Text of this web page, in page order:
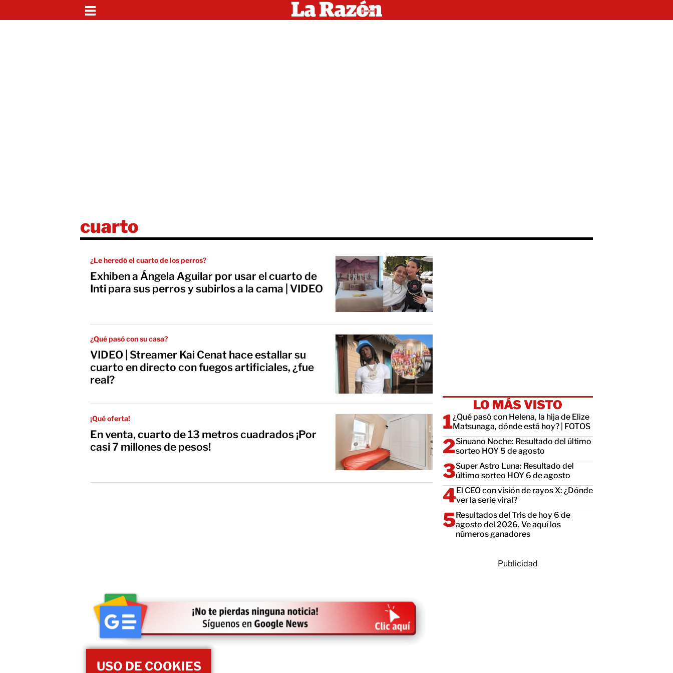
cuarto
¿Le heredó el cuarto de los perros?
Exhiben a Ángela Aguilar por usar el cuarto de
Inti para sus perros y subirlos a la cama | VIDEO
¿Qué pasó con su casa?
VIDEO | Streamer Kai Cenat hace estallar su
cuarto en directo con fuegos artificiales, ¿fue
real?
¡Qué oferta!
En venta, cuarto de 13 metros cuadrados ¡Por
casi 7 millones de pesos!
LO MÁS VISTO
¿Qué pasó con Helena, la hija de Elize
Matsunaga, dónde está hoy? | FOTOS
Sinuano Noche: Resultado del último
sorteo HOY 5 de agosto
Super Astro Luna: Resultado del
último sorteo HOY 6 de agosto
El CEO con visión de rayos X: ¿Dónde
ver la serie viral?
Resultados del Tris de hoy 6 de
agosto del 2026. Ve aquí los
números ganadores
Publicidad
USO DE COOKIES